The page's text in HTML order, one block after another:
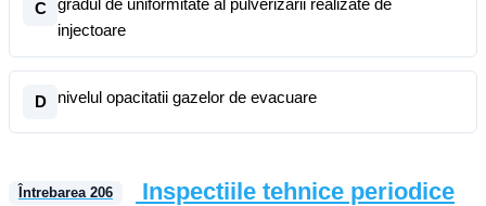
C
gradul de uniformitate al pulverizarii realizate de
injectoare
D nivelul opacitatii gazelor de evacuare
Întrebarea 206
Inspectiile tehnice periodice